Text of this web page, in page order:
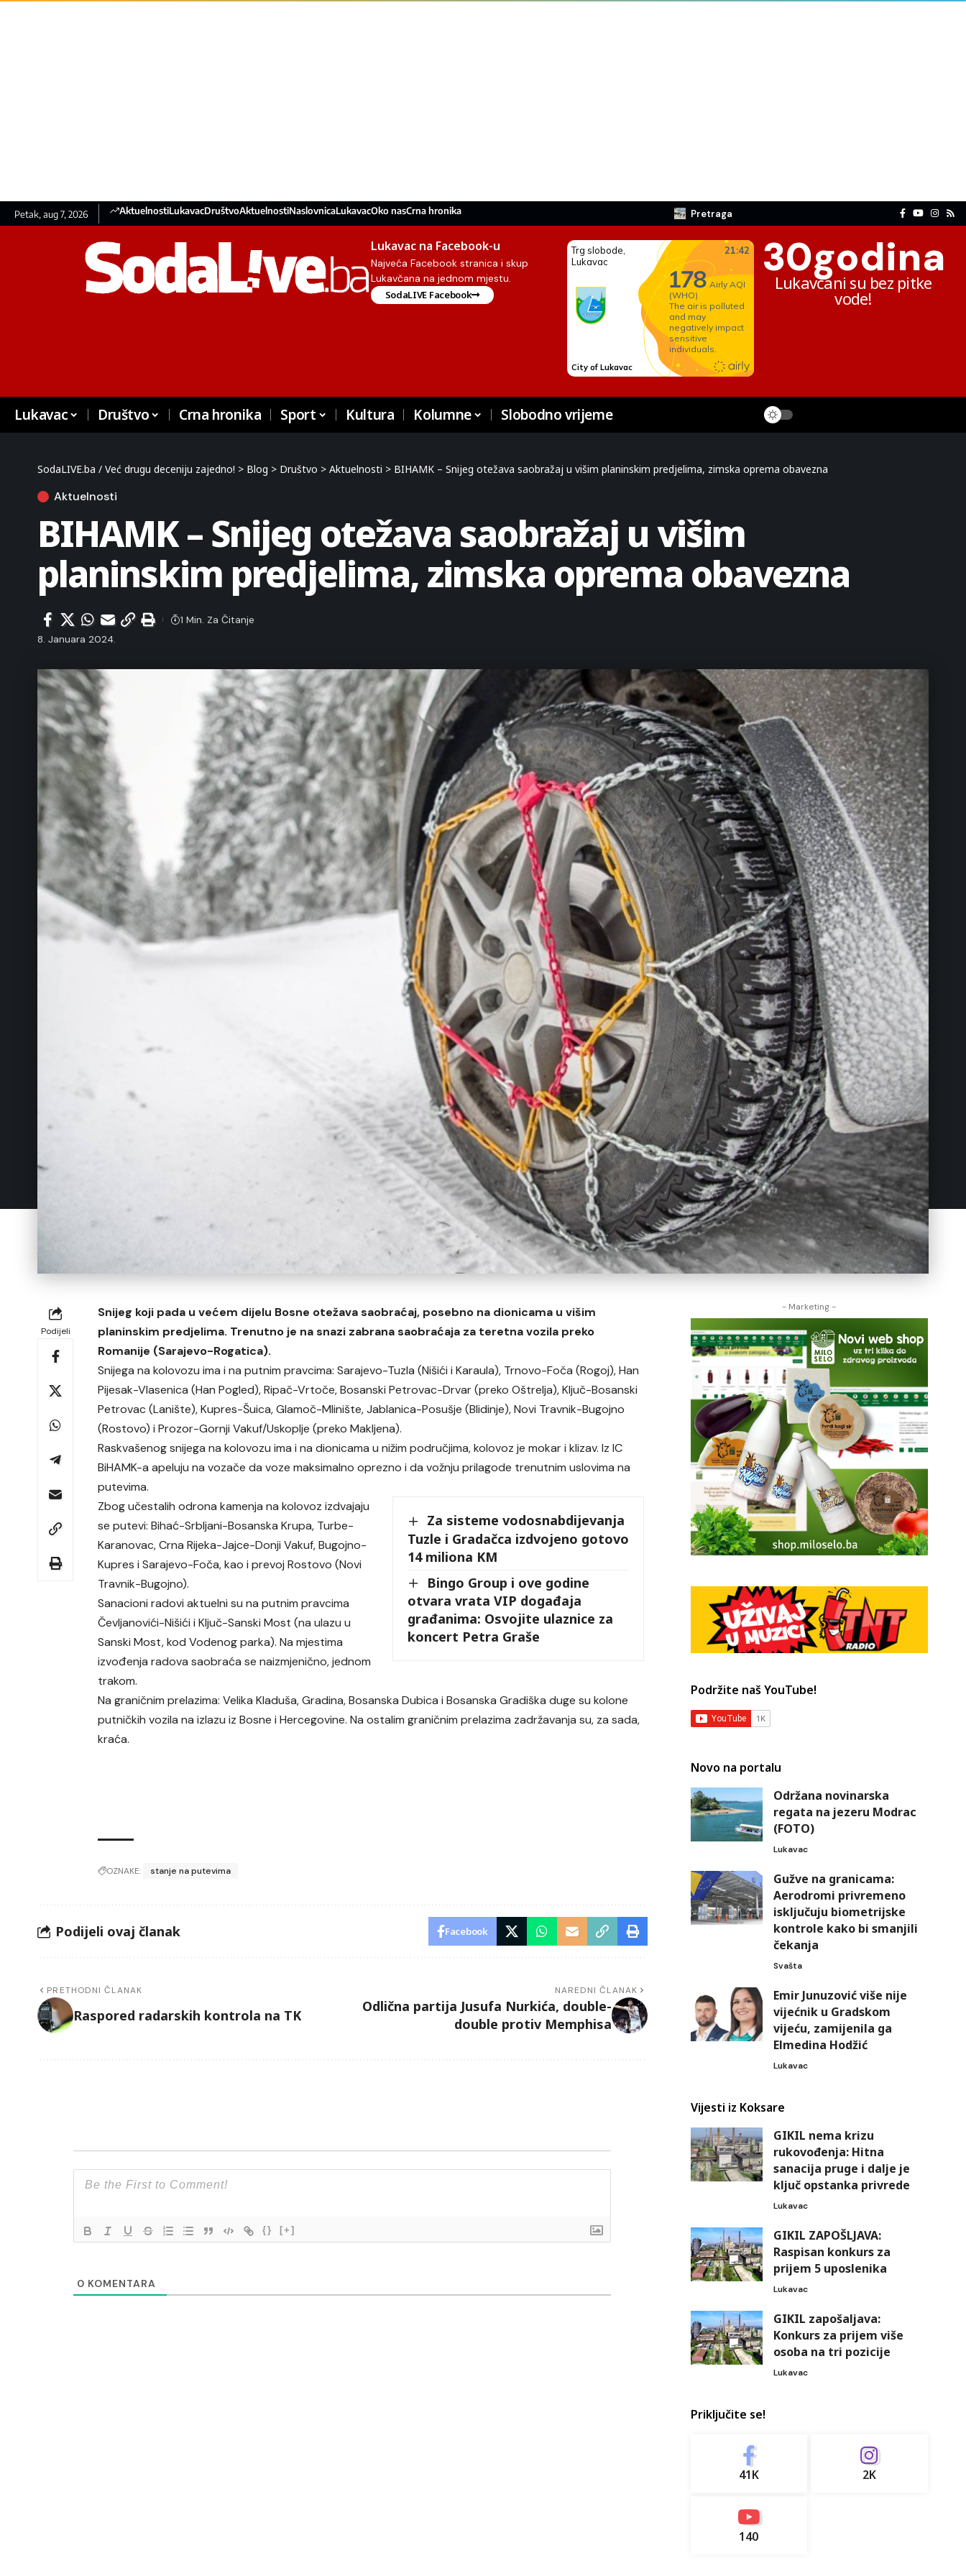
Petak, aug 7, 2026 AktuelnostiLukavacDruštvoAktuelnostiNaslovnicaLukavacOko nasCrna hronika Pretraga
Lukavac na Facebook-u
Najveća Facebook stranica i skup
Lukavčana na jednom mjestu.
SodaLIVE Facebook
30godina
Lukavčani su bez pitke
vode!
Lukavac Društvo Crna hronika Sport Kultura Kolumne Slobodno vrijeme
SodaLIVE.ba / Već drugu deceniju zajedno! > Blog > Društvo > Aktuelnosti > BIHAMK – Snijeg otežava saobražaj u višim planinskim predjelima, zimska oprema obavezna
Aktuelnosti
BIHAMK – Snijeg otežava saobražaj u višim
planinskim predjelima, zimska oprema obavezna
8. Januara 2024.
1 Min. Za Čitanje
Podijeli
Snijeg koji pada u većem dijelu Bosne otežava saobraćaj, posebno na dionicama u višim
planinskim predjelima. Trenutno je na snazi zabrana saobraćaja za teretna vozila preko
Romanije (Sarajevo-Rogatica).
Snijega na kolovozu ima i na putnim pravcima: Sarajevo-Tuzla (Nišići i Karaula), Trnovo-Foča (Rogoj), Han
Pijesak-Vlasenica (Han Pogled), Ripač-Vrtoče, Bosanski Petrovac-Drvar (preko Oštrelja), Ključ-Bosanski
Petrovac (Lanište), Kupres-Šuica, Glamoč-Mlinište, Jablanica-Posušje (Blidinje), Novi Travnik-Bugojno
(Rostovo) i Prozor-Gornji Vakuf/Uskoplje (preko Makljena).
Raskvašenog snijega na kolovozu ima i na dionicama u nižim područjima, kolovoz je mokar i klizav. Iz IC
BiHAMK-a apeluju na vozače da voze maksimalno oprezno i da vožnju prilagode trenutnim uslovima na
putevima.
Za sisteme vodosnabdijevanja
Tuzle i Gradačca izdvojeno gotovo
14 miliona KM
Bingo Group i ove godine
otvara vrata VIP događaja
građanima: Osvojite ulaznice za
koncert Petra Graše
Zbog učestalih odrona kamenja na kolovoz izdvajaju
se putevi: Bihać-Srbljani-Bosanska Krupa, Turbe-
Karanovac, Crna Rijeka-Jajce-Donji Vakuf, Bugojno-
Kupres i Sarajevo-Foča, kao i prevoj Rostovo (Novi
Travnik-Bugojno).
Sanacioni radovi aktuelni su na putnim pravcima
Čevljanovići-Nišići i Ključ-Sanski Most (na ulazu u
Sanski Most, kod Vodenog parka). Na mjestima
izvođenja radova saobraća se naizmjenično, jednom
trakom.
Na graničnim prelazima: Velika Kladuša, Gradina, Bosanska Dubica i Bosanska Gradiška duge su kolone
putničkih vozila na izlazu iz Bosne i Hercegovine. Na ostalim graničnim prelazima zadržavanja su, za sada,
kraća.
OZNAKE: stanje na putevima
Podijeli ovaj članak Facebook
PRETHODNI ČLANAK
Raspored radarskih kontrola na TK
NAREDNI ČLANAK
Odlična partija Jusufa Nurkića, double-
double protiv Memphisa
{} [+]
0 KOMENTARA
- Marketing -
Podržite naš YouTube!
Novo na portalu
Održana novinarska
regata na jezeru Modrac
(FOTO)
Lukavac
Gužve na granicama:
Aerodromi privremeno
isključuju biometrijske
kontrole kako bi smanjili
čekanja
Svašta
Emir Junuzović više nije
vijećnik u Gradskom
vijeću, zamijenila ga
Elmedina Hodžić
Lukavac
Vijesti iz Koksare
GIKIL nema krizu
rukovođenja: Hitna
sanacija pruge i dalje je
ključ opstanka privrede
Lukavac
GIKIL ZAPOŠLJAVA:
Raspisan konkurs za
prijem 5 uposlenika
Lukavac
GIKIL zapošaljava:
Konkurs za prijem više
osoba na tri pozicije
Lukavac
Priključite se!
41K 2K
140